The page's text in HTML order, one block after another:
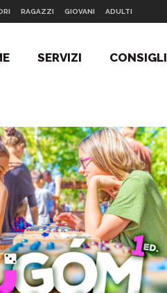
RAGAZZI GIOVANI ADULTI
SERVIZI CONSIGLI